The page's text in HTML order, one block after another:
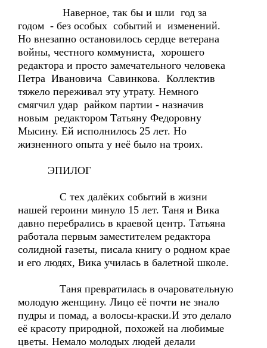
Наверное, так бы и шли год за
годом - без особых событий и изменений.
Но внезапно остановилось сердце ветерана
войны, честного коммуниста, хорошего
редактора и просто замечательного человека
Петра Ивановича Савинкова. Коллектив
тяжело переживал эту утрату. Немного
смягчил удар райком партии - назначив
новым редактором Татьяну Федоровну
Мысину. Ей исполнилось 25 лет. Но
жизненного опыта у неё было на троих.
ЭПИЛОГ
С тех далёких событий в жизни
нашей героини минуло 15 лет. Таня и Вика
давно перебрались в краевой центр. Татьяна
работала первым заместителем редактора
солидной газеты, писала книгу о родном крае
и его людях, Вика училась в балетной школе.
Таня превратилась в очаровательную
молодую женщину. Лицо её почти не знало
пудры и помад, а волосы-краски.И это делало
её красоту природной, похожей на любимые
цветы. Немало молодых людей делали